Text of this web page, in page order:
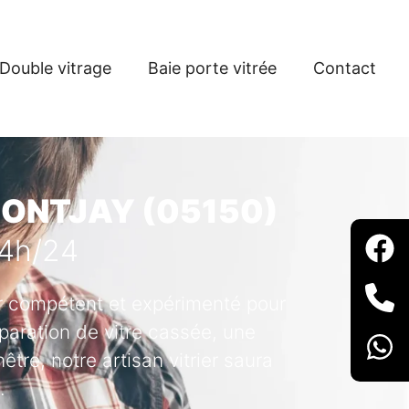
Double vitrage Baie porte vitrée Contact
(05150)
24
et expérimenté pour
de vitre cassée, une
notre artisan vitrier saura